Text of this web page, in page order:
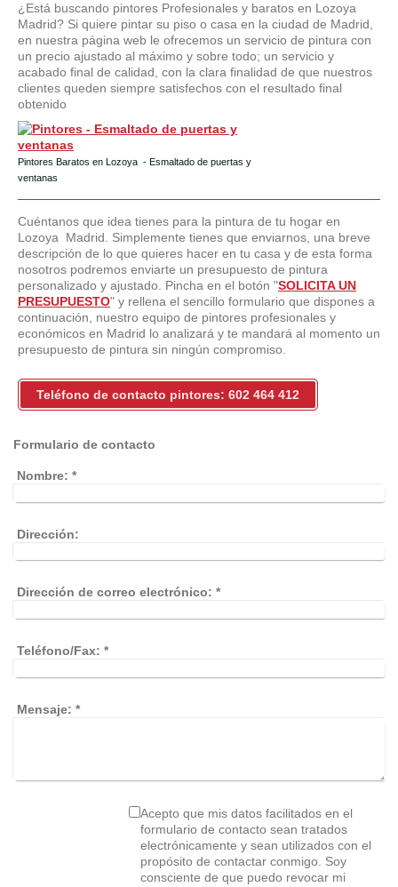
¿Está buscando pintores Profesionales y baratos en Lozoya
Madrid? Si quiere pintar su piso o casa en la ciudad de Madrid,
en nuestra página web le ofrecemos un servicio de pintura con
un precio ajustado al máximo y sobre todo; un servicio y
acabado final de calidad, con la clara finalidad de que nuestros
clientes queden siempre satisfechos con el resultado final
obtenido
Pintores Baratos en Lozoya - Esmaltado de puertas y
ventanas
Cuéntanos que idea tienes para la pintura de tu hogar en
Lozoya Madrid. Simplemente tienes que enviarnos, una breve
descripción de lo que quieres hacer en tu casa y de esta forma
nosotros podremos enviarte un presupuesto de pintura
personalizado y ajustado. Pincha en el botón "SOLICITA UN
PRESUPUESTO" y rellena el sencillo formulario que dispones a
continuación, nuestro equipo de pintores profesionales y
económicos en Madrid lo analizará y te mandará al momento un
presupuesto de pintura sin ningún compromiso.
Teléfono de contacto pintores: 602 464 412
Formulario de contacto
Nombre: *
Dirección:
Dirección de correo electrónico: *
Teléfono/Fax: *
Mensaje: *
Acepto que mis datos facilitados en el
formulario de contacto sean tratados
electrónicamente y sean utilizados con el
propósito de contactar conmigo. Soy
consciente de que puedo revocar mi